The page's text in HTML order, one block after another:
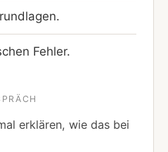
Fehler.
erklären, wie das bei